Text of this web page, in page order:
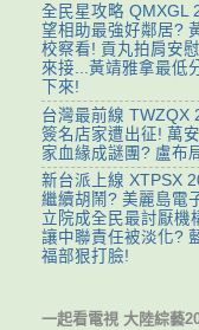
全民星攻略 QMXGL
望相助最強好鄰居?
校察看! 貢丸拍肩安
來接...黃靖雅拿最低
下來!
台灣最前線 TWZQX
簽名店家遭出征! 萬
家血緣成謎團? 盧布
新台派上線 XTPSX
繼續胡鬧? 美麗島電
立院成全民最討厭機
讓中聯責任被淡化?
福部狠打臉!
一起看電視 大陸綜藝